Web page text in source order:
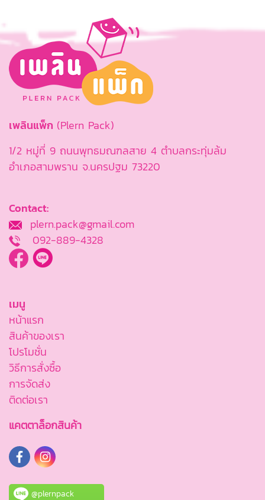
เพลินแพ็ก (Plern Pack)
1/2 หมู่ที่ 9 ถนนพุทธมณฑลสาย 4 ตำบลกระทุ่มล้ม
อำเภอสามพราน จ.นครปฐม 73220
Contact:
plern.pack@gmail.com
092-889-4328
เมนู
หน้าแรก
สินค้าของเรา
โปรโมชั่น
วิธีการสั่งซื้อ
การจัดส่ง
ติดต่อเรา
แคตตาล็อกสินค้า
@plernpack